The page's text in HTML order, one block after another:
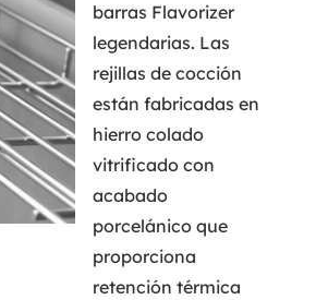
barras Flavorizer
legendarias. Las
rejillas de cocción
están fabricadas en
hierro colado
vitrificado con
acabado
porcelánico que
proporciona
retención térmica